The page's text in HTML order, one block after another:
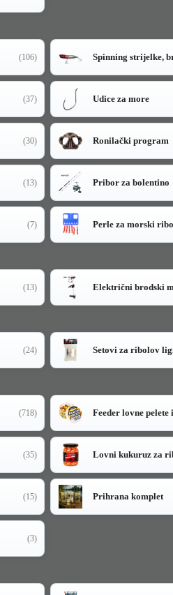
(106) Spinning strijelke,
(37) Udice za more
(30) Ronilački program
(13) Pribor za bolentino
(7) Perle za morski
(13) Električni brodski
(24) Setovi za ribolov
(718) Feeder lovne
(35) Lovni kukuruz za
(15) Prihrana komplet
(3)